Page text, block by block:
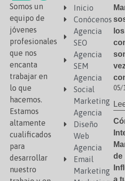
Somos un
equipo de
jóvenes
profesionales
que nos
encanta
trabajar en
lo que
hacemos.
Estamos
altamente
cualificados
para
desarrollar
nuestro
Inicio
Conócenos
Agencia
SEO
Agencia
SEM
Agencia
Social
Marketing
Agencia
Diseño
Web
Agencia
Email
Marketing
los
05/
de
a